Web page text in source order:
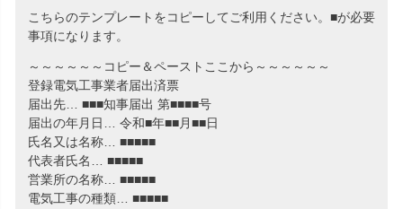
こちらのテンプレートをコピーしてご利用ください。■が必要
事項になります。
～～～～～～コピー＆ペーストここから～～～～～～
登録電気工事業者届出済票
届出先… ■■■知事届出 第■■■■号
届出の年月日… 令和■年■■月■■日
氏名又は名称… ■■■■■
代表者氏名… ■■■■■
営業所の名称… ■■■■■
電気工事の種類… ■■■■■